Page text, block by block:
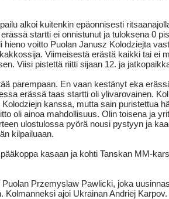
alkoi kuitenkin epäonnisesti
startti ei onnistunut ja tuloksena 0
hieno voitto Puolan Janusz Kolodziejta
Viimeisestä erästä kaikki tai ei
Viisi pistettä riitti sijaan 12. ja
parempaan. En vaan kestänyt eka
erässä taas startti oli ylivarovainen.
kanssa, mutta sain puristettua
oli ainoa mahdollisuus. Olin toisena ja
ulostulossa pyörä nousi pystyyn ja
kilpailuaan.
kasaan ja kohti Tanskan MM-
Puolan Przemyslaw Pawlicki, joka
Kolmanneksi ajoi Ukrainan Andriej Karpov.